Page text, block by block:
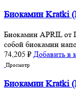
Биокамин Kratki
Биокамин APRIL от
собой биокамин
74,205 ₽ Добавить в
Просмотр
Биокамин Kratki